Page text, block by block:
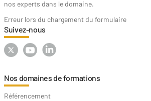
nos experts dans le domaine.
Erreur lors du chargement du formulaire
Suivez-nous
Nos domaines de formations
Référencement